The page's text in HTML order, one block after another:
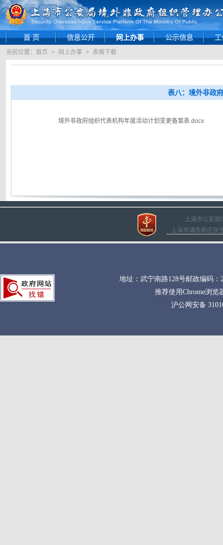
首 页 信息公开 网上办事 公示信息 工
当前位置： 首页 > 网上办事 > 表格下载
表八：境外非政
境外非政府组织代表机构年度活动计划变更备案表.docx
上海市公安局
上海市浦东新区民